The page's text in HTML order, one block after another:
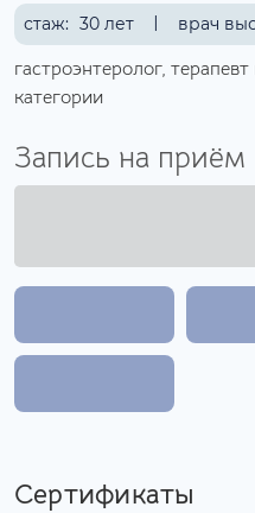
стаж: 30 лет врач
гастроэнтеролог,
категории
Запись на приём
Сертификаты